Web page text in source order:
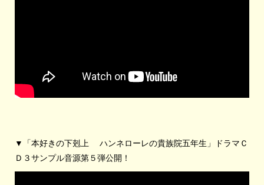
▼「本好きの下剋上 ハンネローレの貴族院五年生」ドラマＣ
Ｄ３サンプル音源第５弾公開！